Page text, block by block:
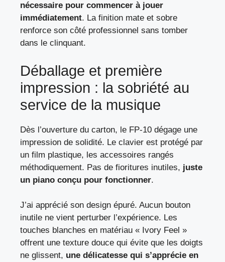
nécessaire pour commencer à jouer
immédiatement. La finition mate et sobre
renforce son côté professionnel sans tomber
dans le clinquant.
Déballage et première
impression : la sobriété au
service de la musique
Dès l’ouverture du carton, le FP-10 dégage une
impression de solidité. Le clavier est protégé par
un film plastique, les accessoires rangés
méthodiquement. Pas de fioritures inutiles, juste
un piano conçu pour fonctionner.
J’ai apprécié son design épuré. Aucun bouton
inutile ne vient perturber l’expérience. Les
touches blanches en matériau « Ivory Feel »
offrent une texture douce qui évite que les doigts
ne glissent, une délicatesse qui s’apprécie en